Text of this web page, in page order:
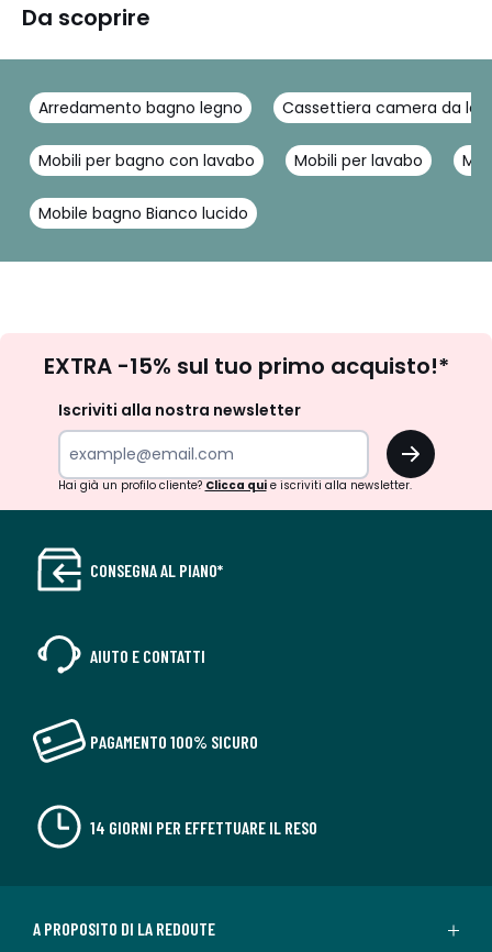
Da scoprire
Arredamento bagno legno Cassettiera camera da
Mobili per bagno con lavabo Mobili per lavabo
Mobile bagno Bianco lucido
newsletter
EXTRA -15% sul tuo primo acquisto!*
Iscriviti alla nostra newsletter
OK
Hai già un profilo cliente? Clicca quie iscriviti alla newsletter.
CONSEGNA AL PIANO*
AIUTO E CONTATTI
PAGAMENTO 100% SICURO
14 GIORNI PER EFFETTUARE IL RESO
A PROPOSITO DI LA REDOUTE